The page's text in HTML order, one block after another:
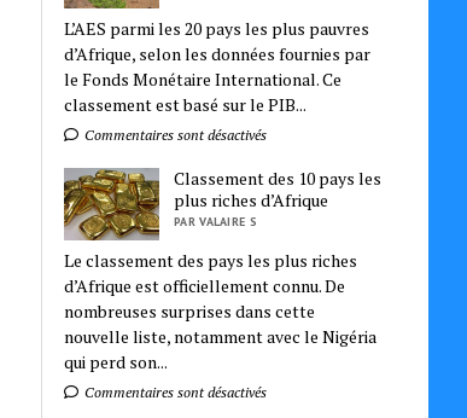
L’AES parmi les 20 pays les plus pauvres
d’Afrique, selon les données fournies par
le Fonds Monétaire International. Ce
classement est basé sur le PIB...
Commentaires sont désactivés
Classement des 10 pays les
plus riches d’Afrique
PAR VALAIRE S
Le classement des pays les plus riches
d’Afrique est officiellement connu. De
nombreuses surprises dans cette
nouvelle liste, notamment avec le Nigéria
qui perd son...
Commentaires sont désactivés